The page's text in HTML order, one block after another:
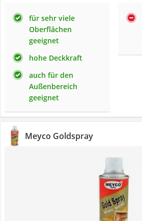
für sehr viele
Oberflächen
geeignet
hohe Deckkraft
auch für den
Außenbereich
geeignet
Meyco Goldspray